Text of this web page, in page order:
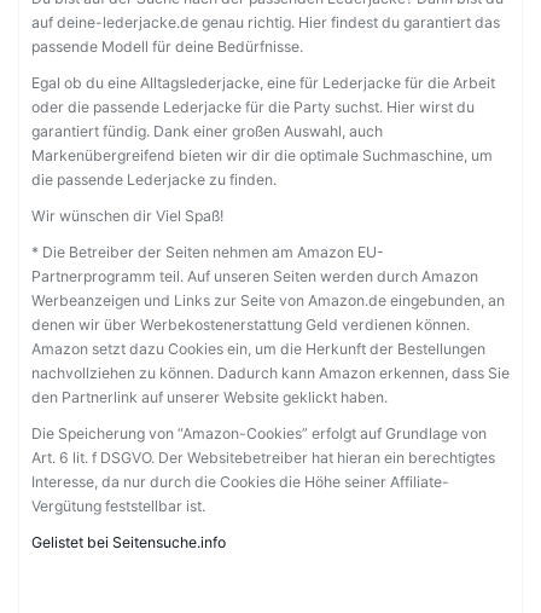
auf deine-lederjacke.de genau richtig. Hier findest du garantiert das
passende Modell für deine Bedürfnisse.
Egal ob du eine Alltagslederjacke, eine für Lederjacke für die Arbeit
oder die passende Lederjacke für die Party suchst. Hier wirst du
garantiert fündig. Dank einer großen Auswahl, auch
Markenübergreifend bieten wir dir die optimale Suchmaschine, um
die passende Lederjacke zu finden.
Wir wünschen dir Viel Spaß!
* Die Betreiber der Seiten nehmen am Amazon EU-
Partnerprogramm teil. Auf unseren Seiten werden durch Amazon
Werbeanzeigen und Links zur Seite von Amazon.de eingebunden, an
denen wir über Werbekostenerstattung Geld verdienen können.
Amazon setzt dazu Cookies ein, um die Herkunft der Bestellungen
nachvollziehen zu können. Dadurch kann Amazon erkennen, dass Sie
den Partnerlink auf unserer Website geklickt haben.
Die Speicherung von “Amazon-Cookies” erfolgt auf Grundlage von
Art. 6 lit. f DSGVO. Der Websitebetreiber hat hieran ein berechtigtes
Interesse, da nur durch die Cookies die Höhe seiner Affiliate-
Vergütung feststellbar ist.
Gelistet bei Seitensuche.info